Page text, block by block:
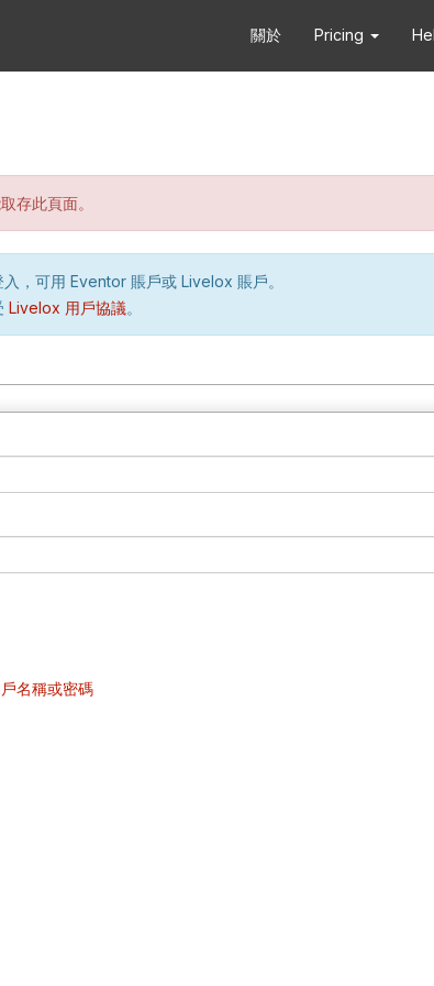
關於 Pricing
存此頁面。
，可用 Eventor 賬戶或 Livelox 賬戶。
Livelox 用戶協議。
名稱或密碼